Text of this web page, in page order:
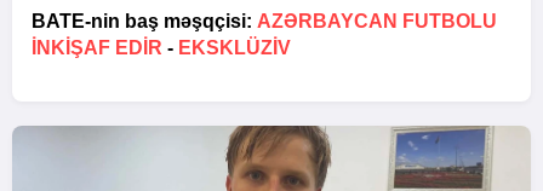
BATE-nin baş məşqçisi: AZƏRBAYCAN FUTBOLU
INKIŞAF EDIR - EKSKLÜZİV